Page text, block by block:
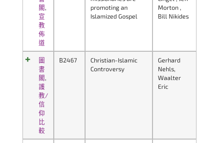
閣,
宣
教
佈
道
promoting an
Islamized Gospel
Morton ,
Bill Nikides
圖
書
閣,
護
教/
信
仰
比
較
B2467
Christian-Islamic
Controversy
Gerhard
Nehls,
Waalter
Eric